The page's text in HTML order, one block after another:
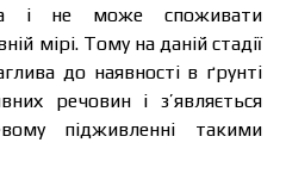
і не може споживати
мірі. Тому на даній стадії
до наявності в ґрунті
речовин і з’являється
підживленні такими
та регіону доставки.
ціни заповніть